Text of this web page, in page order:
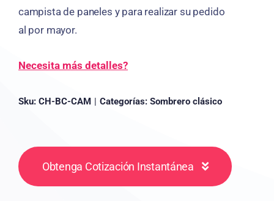
campista de paneles y para realizar su pedido
al por mayor.
Necesita más detalles?
Sku: CH-BC-CAM | Categorías: Sombrero clásico
Obtenga Cotización Instantánea